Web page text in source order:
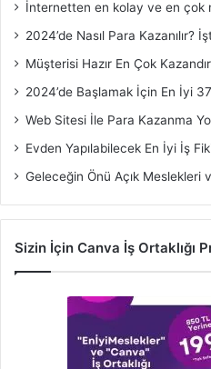
İnternetten en kolay ve en çok
2024’de Nasıl Para Kazanılır?
Müşterisi Hazır En Çok
2024’de Başlamak İçin En İyi
Web Sitesi İle Para Kazanma
Evden Yapılabilecek En İyi İş
Geleceğin Önü Açık Meslekleri
Sizin İçin Canva İş Ortaklığı